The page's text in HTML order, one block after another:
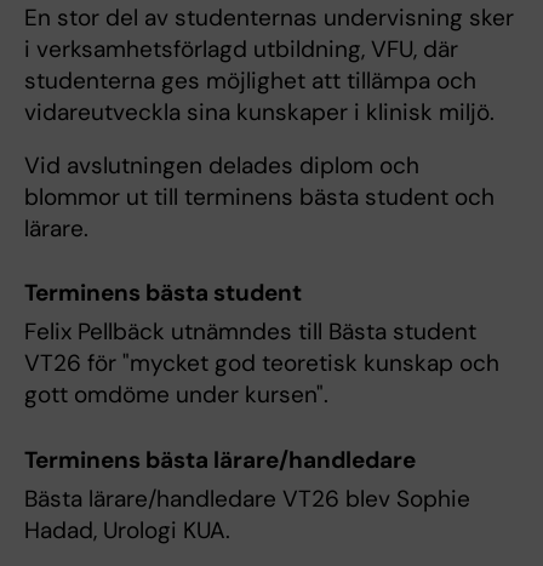
En stor del av studenternas undervisning sker
i verksamhetsförlagd utbildning, VFU, där
studenterna ges möjlighet att tillämpa och
vidareutveckla sina kunskaper i klinisk miljö.
Vid avslutningen delades diplom och
blommor ut till terminens bästa student och
lärare.
Terminens bästa student
Felix Pellbäck utnämndes till Bästa student
VT26 för "mycket god teoretisk kunskap och
gott omdöme under kursen".
Terminens bästa lärare/handledare
Bästa lärare/handledare VT26 blev Sophie
Hadad, Urologi KUA.